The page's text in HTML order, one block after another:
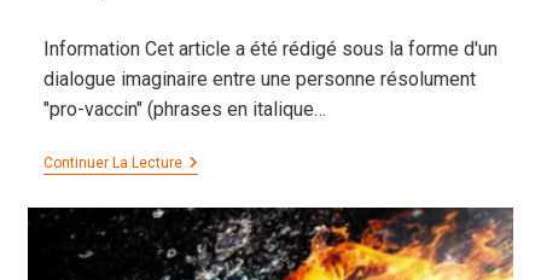
Information Cet article a été rédigé sous la forme d'un
dialogue imaginaire entre une personne résolument
"pro-vaccin" (phrases en italique…
Continuer La LecturePlaidoyer
Liberté
Vaccinale